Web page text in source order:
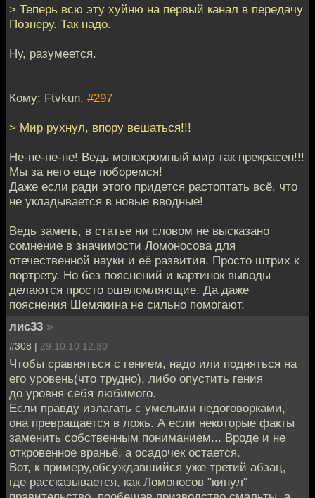
> Теперь всю эту хуйню на первый канал в передачу
Познеру. Так надо.
Ну, разумеется.
Кому: Ftvkun, #297
> Мир рухнул, впору вешаться!!!
Не-не-не-не! Ведь монохромный мир так прекрасен!!!
Мы за него еще поборемся!
Даже если ради этого придется растоптать всё, что
не укладывается в новые вводные!
Ведь заметь, в статье ни словом не высказано
сомнение в значимости Ломоносова для
отечественной науки и её развития. Просто штрих к
портрету. Но без пояснений и картинок выводы
делаются просто ошеломляющие. Да даже
пояснения Шемякина не сильно помогают.
лис33 »
#308 | 29.10.10 12:30
Чтобы сравняться с гением, надо или подняться на
его уровень(что трудно), либо опустить гения
до уровня себя любимого.
Если правду излагать с умелыми недоговорками,
она превращается в ложь. А если некоторые факты
заменить собственным пониманием... Вроде и не
откровенное враньё, а осадочек остается.
Вот, к примеру,обсуждавшийся уже третий абзац,
где рассказывается, как Ломоносов "кинул"